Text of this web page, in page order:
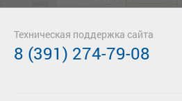
Техническая поддержка сайта
8 (391) 274-79-08